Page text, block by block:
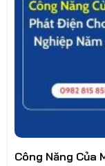
Công Năng Của